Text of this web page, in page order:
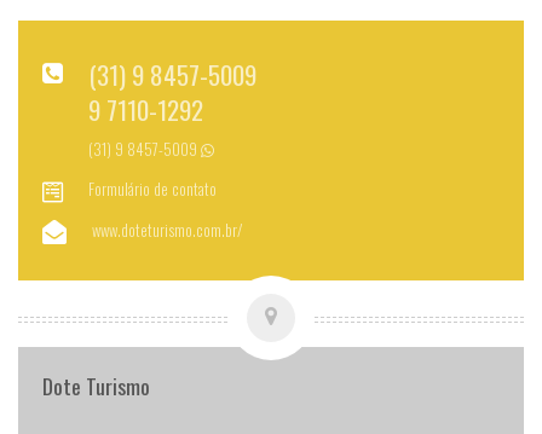
(31) 9 8457-5009
9 7110-1292
(31) 9 8457-5009
Formulário de contato
www.doteturismo.com.br/
Dote Turismo